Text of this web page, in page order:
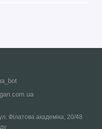
Філатова академіка, 20/48